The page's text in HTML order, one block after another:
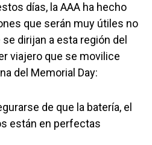
días, la AAA ha hecho
que serán muy útiles no
dirijan a esta región del
viajero que se movilice
del Memorial Day:
de que la batería, el
están en perfectas